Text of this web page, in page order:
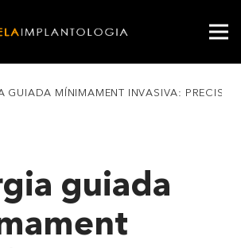
GUIADA MÍNIMAMENT INVASIVA:
guiada